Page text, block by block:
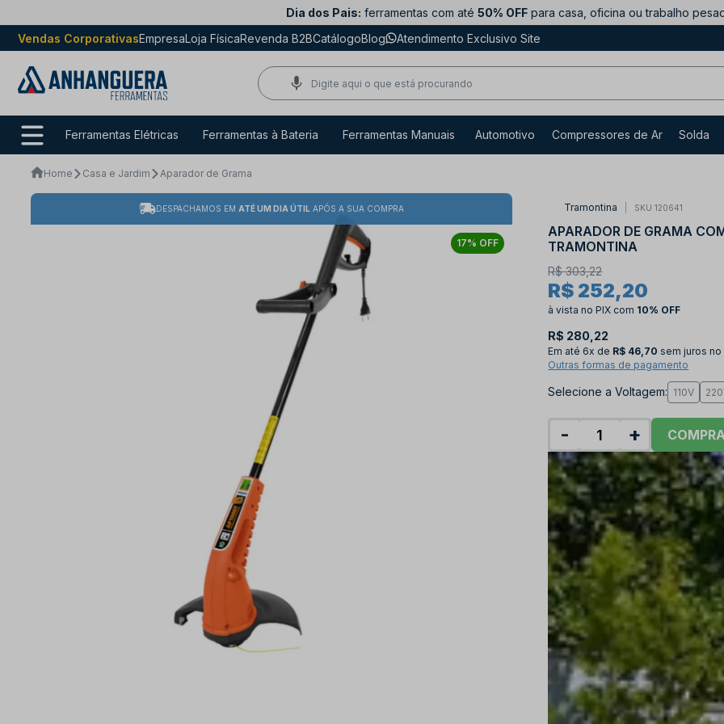
Dia dos Pais: ferramentas com até 50% OFF para casa, oficina ou trabalho
Vendas CorporativasEmpresaLoja FísicaRevenda B2BCatálogoBlog Atendimento Exclusivo Site
Ferramentas Elétricas Ferramentas à Bateria Ferramentas Manuais Automotivo Compressores de Ar Solda
Home Casa e Jardim Aparador de Grama
DESPACHAMOS EM ATÉ UM DIA ÚTIL APÓS A SUA COMPRA
17% OFF
Tramontina SKU 120641
APARADOR DE GRAMA
TRAMONTINA
R$ 303,22
R$ 252,20
à vista no PIX com 10% OFF
R$ 280,22
Em até 6x de R$ 46,70 sem juros no
Outras formas de pagamento
Selecione a Voltagem: 110V
- +